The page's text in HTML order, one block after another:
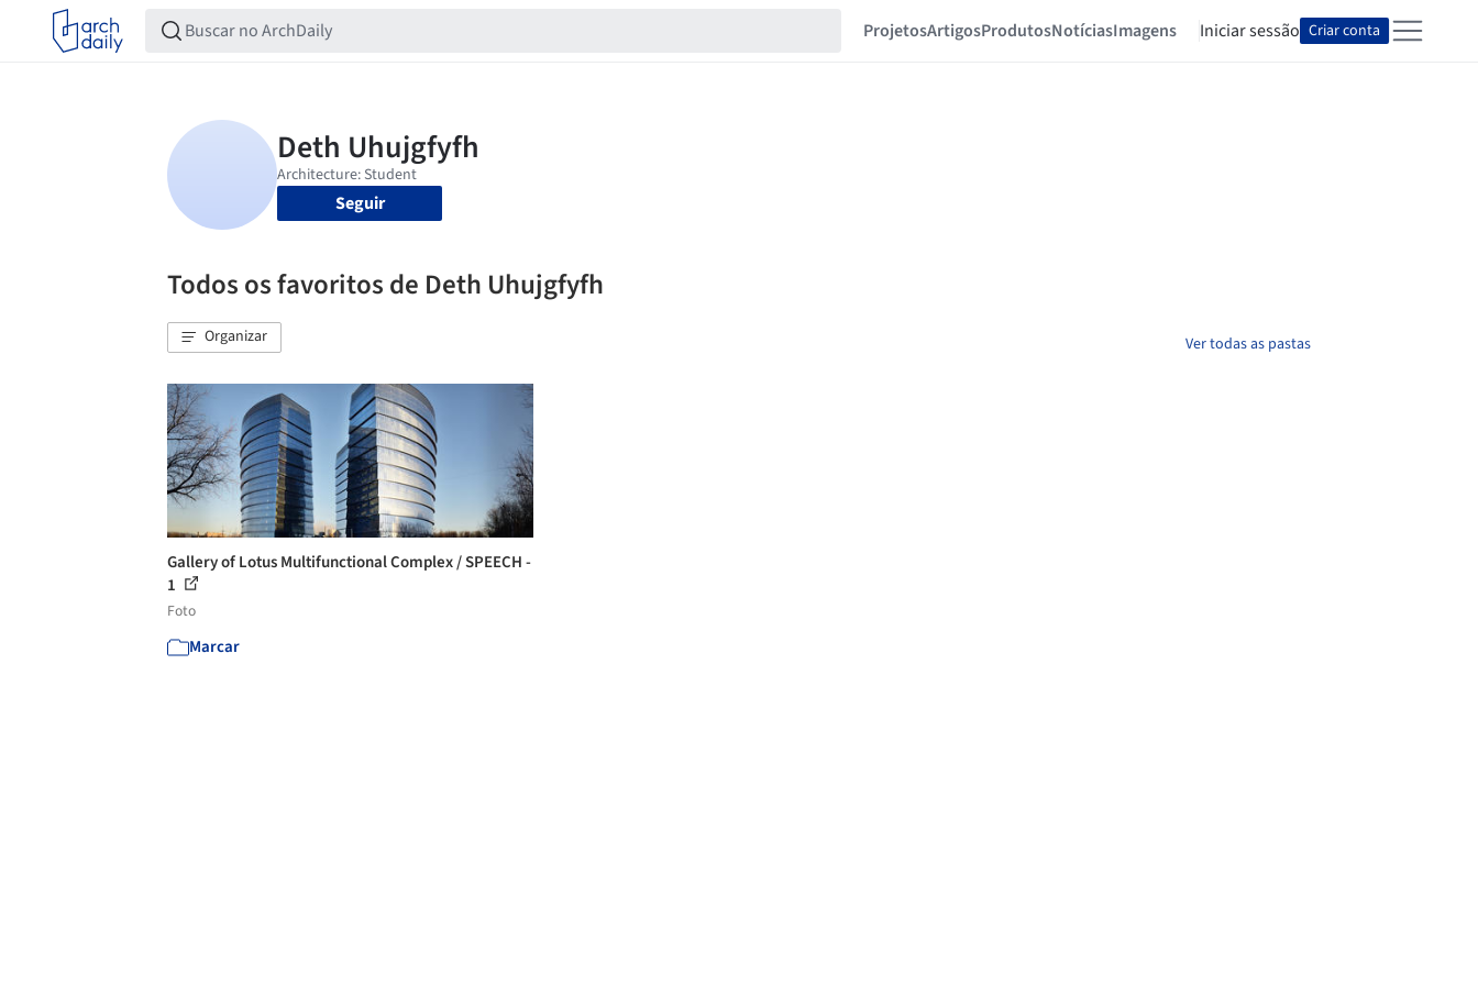
ProjetosArtigosProdutosNotíciasImagens Iniciar sessão Criar conta
Seguir
Todos os favoritos de Deth Uhujgfyfh
Organizar Ver todas as pastas
Gallery of Lotus Multifunctional Complex / SPEECH -
1
Foto
Marcar